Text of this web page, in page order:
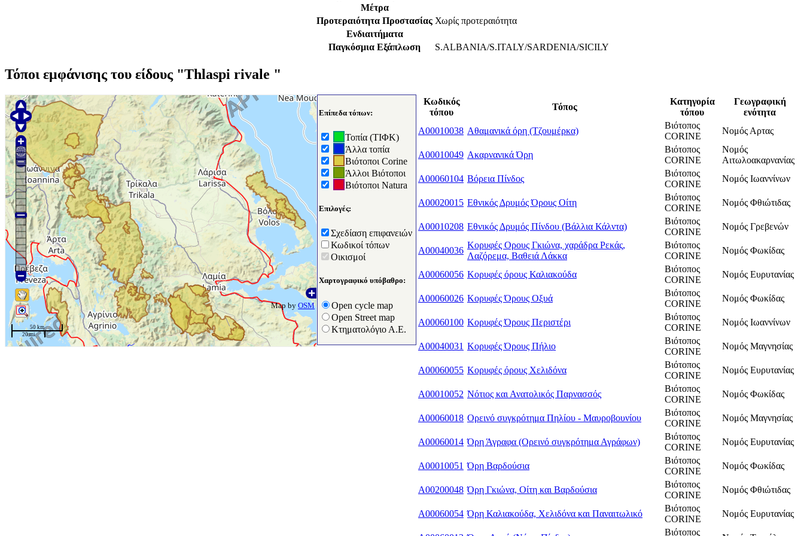
Μέτρα
Προτεραιότητα Προστασίας Χωρίς προτεραιότητα
Ενδιαιτήματα
Παγκόσμια Εξάπλωση
S.ALBANIA/S.ITALY/SARDENIA/SICILY
Τόποι εμφάνισης του είδους "Thlaspi rivale "
Map by OSM
50 km
20 mi
Επίπεδα τόπων:
Τοπία (ΤΙΦΚ)
Άλλα τοπία
Βιότοποι Corine
Άλλοι Βιότοποι
Βιότοποι Natura
Επιλογές:
Σχεδίαση επιφανειών
Κωδικοί τόπων
Οικισμοί
Χαρτογραφικό υπόβαθρο:
Open cycle map
Open Street map
Κτηματολόγιο Α.Ε.
Κωδικός
τόπου
Τόπος
Κατηγορία
τόπου
Γεωγραφική
ενότητα
A00010038 Αθαμανικά όρη (Τζουμέρκα)
Βιότοπος
CORINE
Νομός Αρτας
A00010049 Ακαρνανικά Όρη
Βιότοπος
CORINE
Νομός
Αιτωλοακαρνανίας
A00060104 Βόρεια Πίνδος
Βιότοπος
CORINE
Νομός Ιωαννίνων
A00020015 Εθνικός Δρυμός Όρους Οίτη
Βιότοπος
CORINE
Νομός Φθιώτιδας
A00010208 Εθνικός Δρυμός Πίνδου (Βάλλια Κάλντα)
Βιότοπος
CORINE
Νομός Γρεβενών
A00040036
Κορυφές Ορους Γκιώνα, χαράδρα Ρεκάς,
Λαζόρεμα, Βαθειά Λάκκα
Βιότοπος
CORINE
Νομός Φωκίδας
A00060056 Κορυφές όρους Καλιακούδα
Βιότοπος
CORINE
Νομός Ευρυτανίας
A00060026 Κορυφές Όρους Οξυά
Βιότοπος
CORINE
Νομός Φωκίδας
A00060100 Κορυφές Όρους Περιστέρι
Βιότοπος
CORINE
Νομός Ιωαννίνων
A00040031 Κορυφές Όρους Πήλιο
Βιότοπος
CORINE
Νομός Μαγνησίας
A00060055 Κορυφές όρους Χελιδόνα
Βιότοπος
CORINE
Νομός Ευρυτανίας
A00010052 Νότιος και Ανατολικός Παρνασσός
Βιότοπος
CORINE
Νομός Φωκίδας
A00060018 Ορεινό συγκρότημα Πηλίου - Μαυροβουνίου
Βιότοπος
CORINE
Νομός Μαγνησίας
A00060014 Όρη Άγραφα (Ορεινό συγκρότημα Αγράφων)
Βιότοπος
CORINE
Νομός Ευρυτανίας
A00010051 Όρη Βαρδούσια
Βιότοπος
CORINE
Νομός Φωκίδας
A00200048 Όρη Γκιώνα, Οίτη και Βαρδούσια
Βιότοπος
CORINE
Νομός Φθιώτιδας
A00060054 Όρη Καλιακούδα, Χελιδόνα και Παναιτωλικό
Βιότοπος
CORINE
Νομός Ευρυτανίας
Βιότοπος